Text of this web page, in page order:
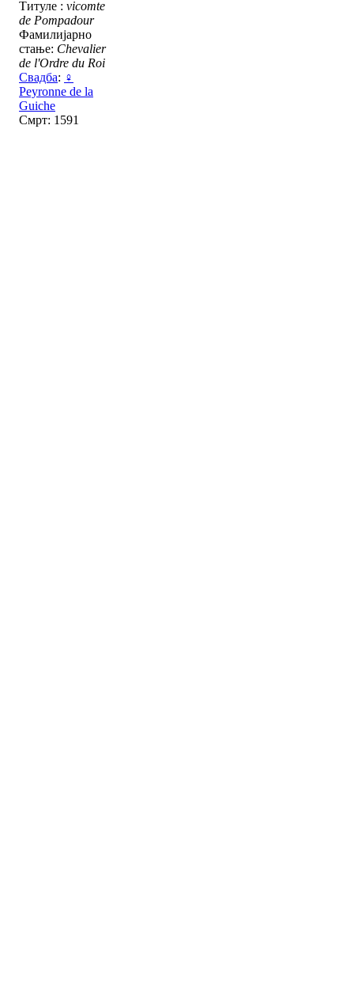
Титуле : vicomte
de Pompadour
Фамилијарно
стање: Chevalier
de l'Ordre du Roi
Свадба: ♀
Peyronne de la
Guiche
Смрт: 1591